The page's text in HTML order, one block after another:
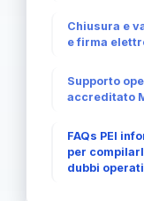
Chiusura e
e firma
Supporto
accreditato
FAQs PEI
per
dubbi